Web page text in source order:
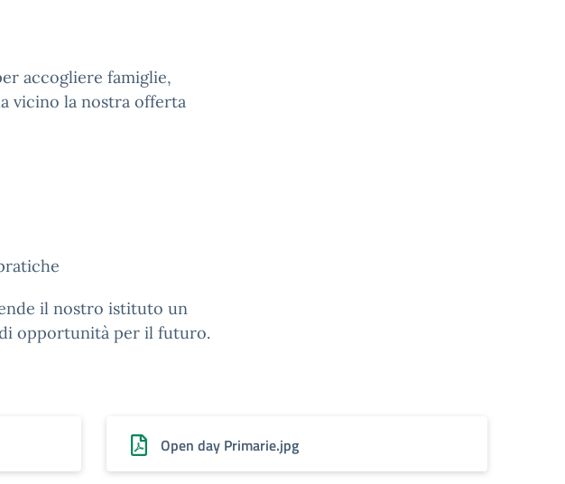
accogliere famiglie,
vicino la nostra offerta
il nostro istituto un
opportunità per il futuro.
Open day Primarie.jpg